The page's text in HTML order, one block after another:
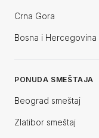
Crna Gora
Bosna i Hercegovina
PONUDA SMEŠTAJA
Beograd smeštaj
Zlatibor smeštaj